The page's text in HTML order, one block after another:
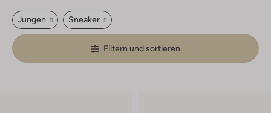
Jungen Sneaker
Filtern und sortieren